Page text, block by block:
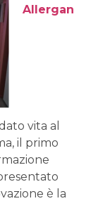
Allergan
vita al
il primo
è la